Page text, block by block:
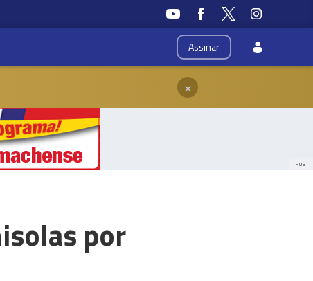
Assinar
×
PUB
por